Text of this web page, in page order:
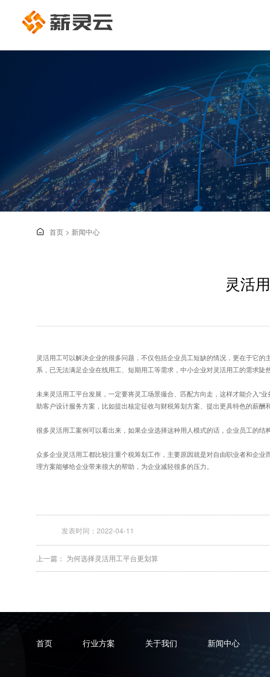
 首页 > 新闻中心
灵活
灵活用工可以解决企业的很多问题，不仅包括企业员工短缺的情况，更在于它
系，已无法满足企业在线用工、短期用工等需求，中小企业对灵活用工的需求陡
未来灵活用工平台发展，一定要将灵工场景撮合、匹配方向走，这样才能介入“
助客户设计服务方案，比如提出核定征收与财税筹划方案、提出更具特色的薪酬
很多灵活用工案例可以看出来，如果企业选择这种用人模式的话，企业员工的
众多企业灵活用工都比较注重个税筹划工作，主要原因就是对自由职业者和企
理方案能够给企业带来很大的帮助，为企业减轻很多的压力。
发表时间：2022-04-11
上一篇： 为何选择灵活用工平台更划算
首页 行业方案 关于我们 新闻中心